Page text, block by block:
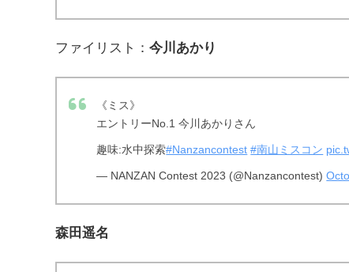
ファイリスト：今川あかり
《ミス》
エントリーNo.1 今川あかりさん
趣味:水中探索#Nanzancontest #南山ミスコン
— NANZAN Contest 2023 (@Nanzancontest)
森田遥名